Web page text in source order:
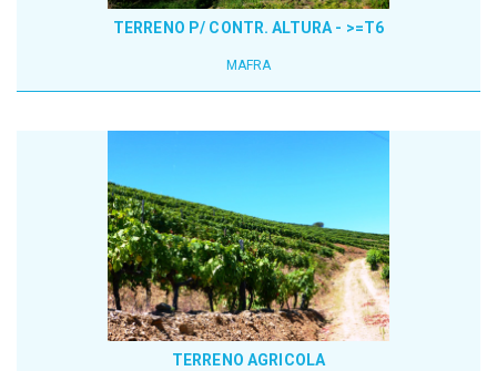
TERRENO P/ CONTR. ALTURA - >=T6
MAFRA
TERRENO AGRICOLA